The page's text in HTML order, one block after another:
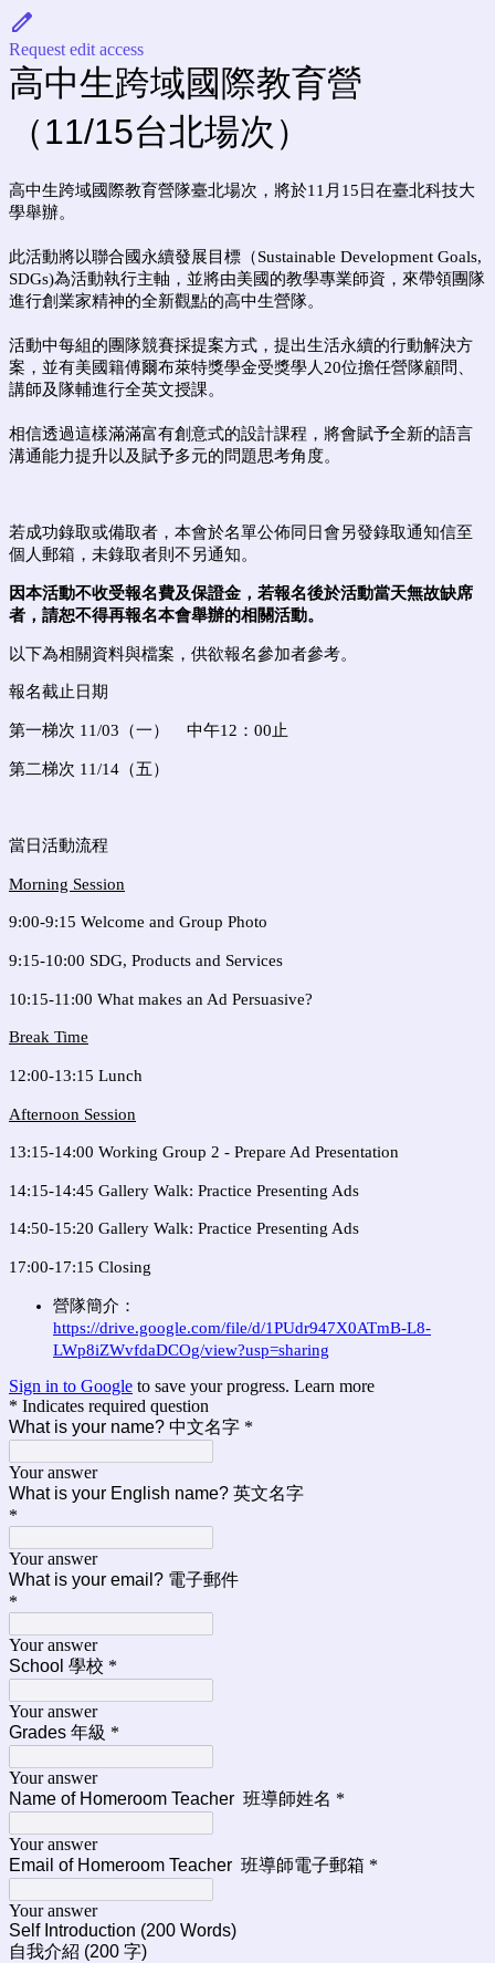
Request edit access
高中生跨域國際教育營
（11/15台北場次）
高中生跨域國際教育營隊臺北場次，將於11月15日在臺北科技大
學舉辦。
此活動將以聯合國永續發展目標（Sustainable Development Goals,
SDGs)為活動執行主軸，並將由美國的教學專業師資，來帶領團隊
進行創業家精神的全新觀點的高中生營隊。
活動中每組的團隊競賽採提案方式，提出生活永續的行動解決方
案，並有美國籍傅爾布萊特獎學金受獎學人20位擔任營隊顧問、
講師及隊輔進行全英文授課。
相信透過這樣滿滿富有創意式的設計課程，將會賦予全新的語言
溝通能力提升以及賦予多元的問題思考角度。
若成功錄取或備取者，本會於名單公佈同日會另發錄取通知信至
個人郵箱，未錄取者則不另通知。
因本活動不收受報名費及保證金，若報名後於活動當天無故缺席
者，請恕不得再報名本會舉辦的相關活動。
以下為相關資料與檔案，供欲報名參加者參考。
報名截止日期
第一梯次 11/03（一） 中午12：00止
第二梯次 11/14（五）
當日活動流程
Morning Session
9:00-9:15 Welcome and Group Photo
9:15-10:00 SDG, Products and Services
10:15-11:00 What makes an Ad Persuasive?
Break Time
12:00-13:15 Lunch
Afternoon Session
13:15-14:00 Working Group 2 - Prepare Ad Presentation
14:15-14:45 Gallery Walk: Practice Presenting Ads
14:50-15:20 Gallery Walk: Practice Presenting Ads
17:00-17:15 Closing
營隊簡介：
https://drive.google.com/file/d/1PUdr947X0ATmB-L8-
LWp8iZWvfdaDCOg/view?usp=sharing
Sign in to Google to save your progress. Learn more
* Indicates required question
What is your name? 中文名字 *
Your answer
What is your English name? 英文名字
*
Your answer
What is your email? 電子郵件
*
Your answer
School 學校 *
Your answer
Grades 年級 *
Your answer
Name of Homeroom Teacher 班導師姓名 *
Your answer
Email of Homeroom Teacher 班導師電子郵箱 *
Your answer
Self Introduction (200 Words)
自我介紹 (200 字)